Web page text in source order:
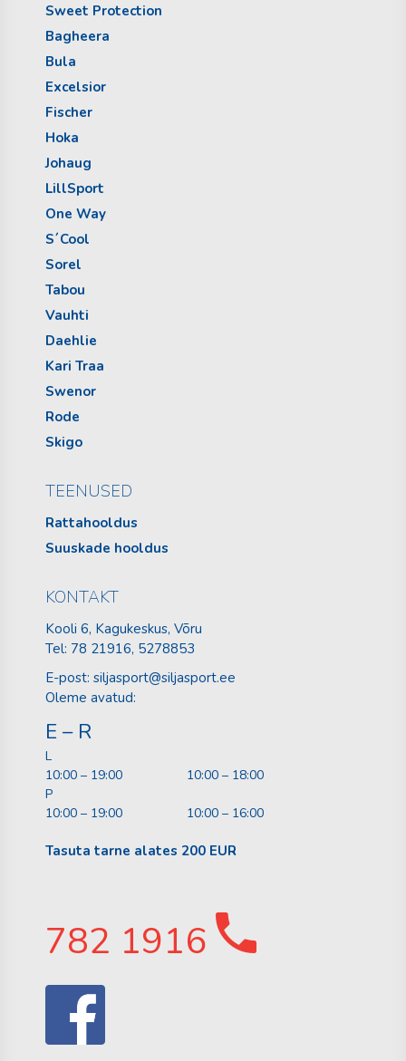
Sweet Protection
Bagheera
Bula
Excelsior
Fischer
Hoka
Johaug
LillSport
One Way
S´Cool
Sorel
Tabou
Vauhti
Daehlie
Kari Traa
Swenor
Rode
Skigo
TEENUSED
Rattahooldus
Suuskade hooldus
KONTAKT
Kooli 6, Kagukeskus, Võru
Tel: 78 21916, 5278853
E-post: siljasport@siljasport.ee
Oleme avatud:
E – R
L
10:00 – 19:00
10:00 – 18:00
P
10:00 – 19:00
10:00 – 16:00
Tasuta tarne alates 200 EUR
782 1916